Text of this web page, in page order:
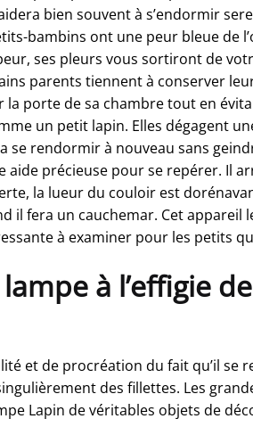
bien souvent à s’endormir
bambins ont une peur bleue de
ses pleurs vous sortiront de
parents tiennent à conserver
la porte de sa chambre tout en
un petit lapin. Elles dégagent
rendormir à nouveau sans
aide précieuse pour se repérer. Il
la lueur du couloir est
il fera un cauchemar. Cet
à examiner pour les petits
à l’effigie
et de procréation du fait qu’il se
des fillettes. Les
Lapin de véritables objets de